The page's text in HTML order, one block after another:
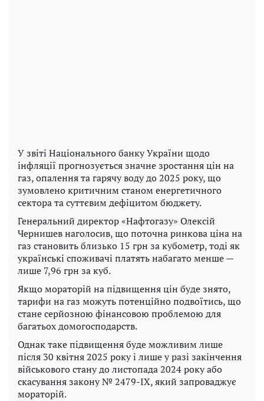
У звіті Національного банку України щодо
інфляції прогнозується значне зростання цін на
газ, опалення та гарячу воду до 2025 року, що
зумовлено критичним станом енергетичного
сектора та суттєвим дефіцитом бюджету.
Генеральний директор «Нафтогазу» Олексій
Чернишев наголосив, що поточна ринкова ціна на
газ становить близько 15 грн за кубометр, тоді як
українські споживачі платять набагато менше —
лише 7,96 грн за куб.
Якщо мораторій на підвищення цін буде знято,
тарифи на газ можуть потенційно подвоїтись, що
стане серйозною фінансовою проблемою для
багатьох домогосподарств.
Однак таке підвищення буде можливим лише
після 30 квітня 2025 року і лише у разі закінчення
військового стану до листопада 2024 року або
скасування закону № 2479-IX, який запроваджує
мораторій.